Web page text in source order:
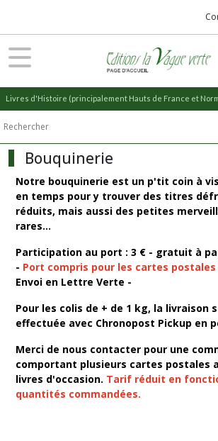
Bouquinerie
Notre bouquinerie est un p'tit coin à
en temps pour y trouver des titres
réduits, mais aussi des petites
rares...
Participation au port : 3 € - gratuit à
- Port compris pour les cartes postales
Envoi en Lettre Verte -
Pour les colis de + de 1 kg, la livraison
effectuée avec Chronopost Pickup en
Merci de nous contacter pour une
comportant plusieurs cartes postales
livres d'occasion. Tarif réduit en
quantités commandées.
FILTRES
Tous
les
produits
Bouquinerie
LIVRES
D'OCCASION
(125)
POSTALES
-
SOMME
(218)
CARTES
POSTALES
-
AISNE
-